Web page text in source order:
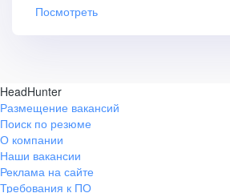
Посмотреть
HeadHunter
Размещение вакансий
Поиск по резюме
О компании
Наши вакансии
Реклама на сайте
Требования к ПО